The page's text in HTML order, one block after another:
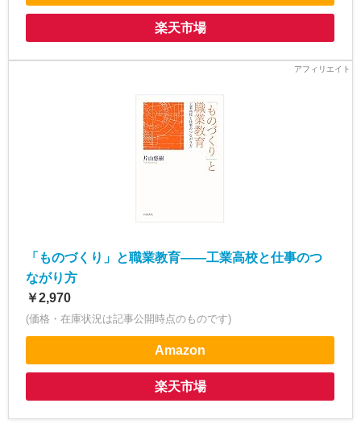
楽天市場
「ものづくり」と職業教育――工業高校と仕事のつ
ながり方
￥2,970
(価格・在庫状況は記事公開時点のものです)
Amazon
楽天市場